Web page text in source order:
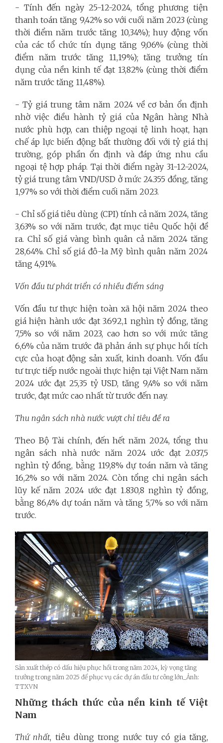
- Tính đến ngày 25-12-2024, tổng phương tiện
thanh toán tăng 9,42% so với cuối năm 2023 (cùng
thời điểm năm trước tăng 10,34%); huy động vốn
của các tổ chức tín dụng tăng 9,06% (cùng thời
điểm năm trước tăng 11,19%); tăng trưởng tín
dụng của nền kinh tế đạt 13,82% (cùng thời điểm
năm trước tăng 11,48%).
- Tỷ giá trung tâm năm 2024 về cơ bản ổn định
nhờ việc điều hành tỷ giá của Ngân hàng Nhà
nước phù hợp, can thiệp ngoại tệ linh hoạt, hạn
chế áp lực biến động bất thường đối với tỷ giá thị
trường, góp phần ổn định và đáp ứng nhu cầu
ngoại tệ hợp pháp. Tại thời điểm ngày 31-12-2024,
tỷ giá trung tâm VND/USD ở mức 24.355 đồng, tăng
1,97% so với thời điểm cuối năm 2023.
- Chỉ số giá tiêu dùng (CPI) tính cả năm 2024, tăng
3,63% so với năm trước, đạt mục tiêu Quốc hội đề
ra. Chỉ số giá vàng bình quân cả năm 2024 tăng
28,64%. Chỉ số giá đô-la Mỹ bình quân năm 2024
tăng 4,91%.
Vốn đầu tư phát triển có nhiều điểm sáng
Vốn đầu tư thực hiện toàn xã hội năm 2024 theo
giá hiện hành ước đạt 3.692,1 nghìn tỷ đồng, tăng
7,5% so với năm 2023, cao hơn so với mức tăng
6,6% của năm trước đã phản ánh sự phục hồi tích
cực của hoạt động sản xuất, kinh doanh. Vốn đầu
tư trực tiếp nước ngoài thực hiện tại Việt Nam năm
2024 ước đạt 25,35 tỷ USD, tăng 9,4% so với năm
trước, đạt mức cao nhất từ trước đến nay.
Thu ngân sách nhà nước vượt chỉ tiêu đề ra
Theo Bộ Tài chính, đến hết năm 2024, tổng thu
ngân sách nhà nước năm 2024 ước đạt 2.037,5
nghìn tỷ đồng, bằng 119,8% dự toán năm và tăng
16,2% so với năm 2024. Còn tổng chi ngân sách
lũy kế năm 2024 ước đạt 1.830,8 nghìn tỷ đồng,
bằng 86,4% dự toán năm và tăng 5,7% so với năm
trước.
Sản xuất thép có dấu hiệu phục hồi trong năm 2024, kỳ vọng tăng
trưởng trong năm 2025 để phục vụ các dự án đầu tư công lớn_Ảnh:
TTXVN
Những thách thức của nền kinh tế Việt
Nam
Thứ nhất, tiêu dùng trong nước tuy có gia tăng,